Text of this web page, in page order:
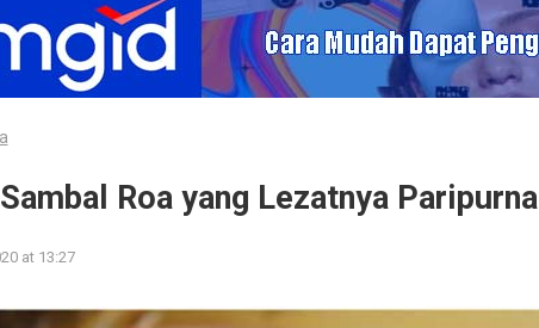
Roa yang Lezatnya Paripurna
at 13:27